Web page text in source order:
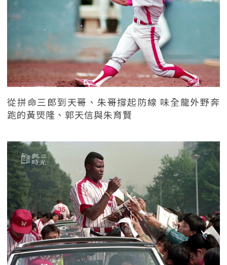
從拼命三郎到天哥、朱哥撐起防線 味全龍外野奔
跑的黃煚隆、郭天信與朱育賢